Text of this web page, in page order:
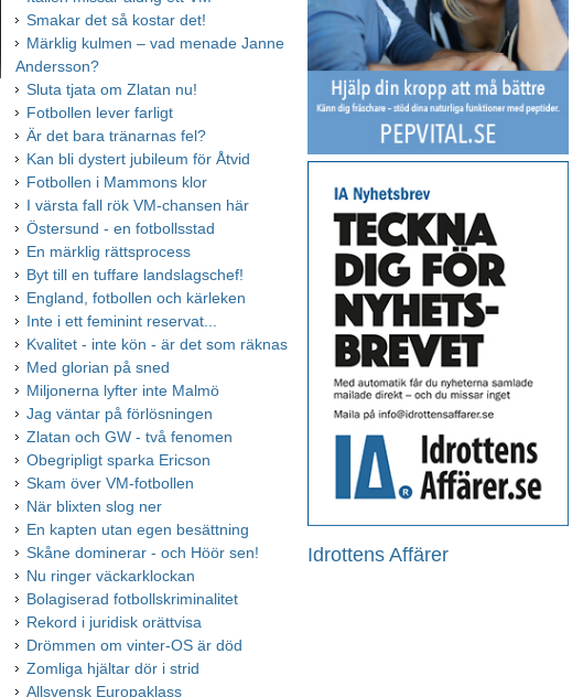
Idrottens Affärer
Smakar det så kostar det!
Märklig kulmen – vad menade Janne
Andersson?
Sluta tjata om Zlatan nu!
Fotbollen lever farligt
Är det bara tränarnas fel?
Kan bli dystert jubileum för Åtvid
Fotbollen i Mammons klor
I värsta fall rök VM-chansen här
Östersund - en fotbollsstad
En märklig rättsprocess
Byt till en tuffare landslagschef!
England, fotbollen och kärleken
Inte i ett feminint reservat...
Kvalitet - inte kön - är det som räknas
Med glorian på sned
Miljonerna lyfter inte Malmö
Jag väntar på förlösningen
Zlatan och GW - två fenomen
Obegripligt sparka Ericson
Skam över VM-fotbollen
När blixten slog ner
En kapten utan egen besättning
Skåne dominerar - och Höör sen!
Nu ringer väckarklockan
Bolagiserad fotbollskriminalitet
Rekord i juridisk orättvisa
Drömmen om vinter-OS är död
Zomliga hjältar dör i strid
Allsvensk Europaklass